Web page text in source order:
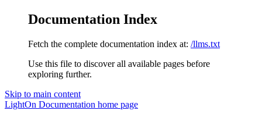
Documentation Index
Fetch the complete documentation index at: /llms.txt
Use this file to discover all available pages before
exploring further.
Skip to main content
LightOn Documentation home page